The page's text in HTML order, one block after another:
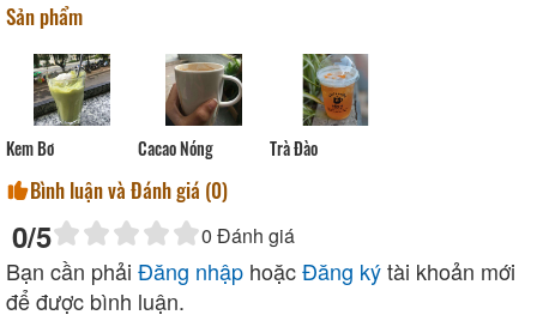
Sản phẩm
Kem Bơ Cacao Nóng Trà Đào
Bình luận và Đánh giá (0)
0/5 0 Đánh giá
Bạn cần phải Đăng nhập hoặcĐăng kýtài khoản mới
để được bình luận.